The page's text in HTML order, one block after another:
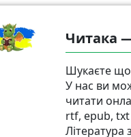
Читака
Шукаєте
У нас ви
читати
rtf, epub, txt
Література